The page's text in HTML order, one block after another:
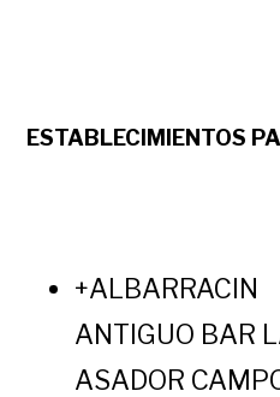
ESTABLECIMIENTOS
+ALBARRACIN
ANTIGUO BAR
ASADOR